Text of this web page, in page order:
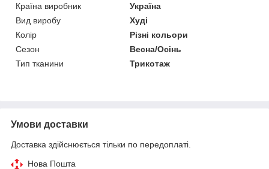
Країна виробник
Україна
Вид виробу
Худі
Колір
Різні кольори
Сезон
Весна/Осінь
Тип тканини
Трикотаж
Умови доставки
Доставка здійснюється тільки по передоплаті.
Нова Пошта